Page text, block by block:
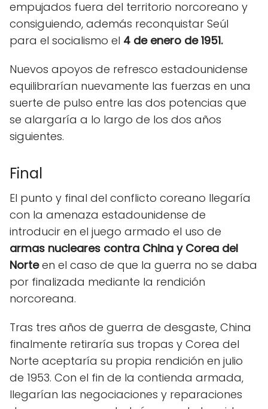
empujados fuera del territorio norcoreano y
consiguiendo, además reconquistar Seúl
para el socialismo el 4 de enero de 1951.
Nuevos apoyos de refresco estadounidense
equilibrarían nuevamente las fuerzas en una
suerte de pulso entre las dos potencias que
se alargaría a lo largo de los dos años
siguientes.
Final
El punto y final del conflicto coreano llegaría
con la amenaza estadounidense de
introducir en el juego armado el uso de
armas nucleares contra China y Corea del
Norteen el caso de que la guerra no se daba
por finalizada mediante la rendición
norcoreana.
Tras tres años de guerra de desgaste, China
finalmente retiraría sus tropas y Corea del
Norte aceptaría su propia rendición en julio
de 1953. Con el fin de la contienda armada,
llegarían las negociaciones y reparaciones